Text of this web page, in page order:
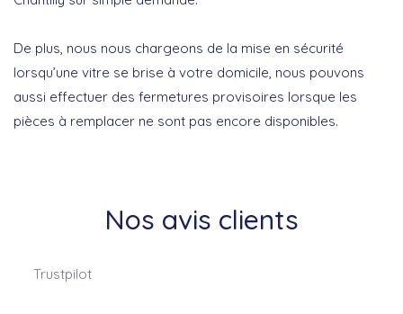
De plus, nous nous chargeons de la mise en sécurité
lorsqu’une vitre se brise à votre domicile, nous pouvons
aussi effectuer des fermetures provisoires lorsque les
pièces à remplacer ne sont pas encore disponibles.
Nos avis clients
Trustpilot